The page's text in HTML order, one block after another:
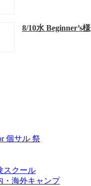
8/10水 Beginner’s様
個サル 祭
スクール
・海外キャンプ